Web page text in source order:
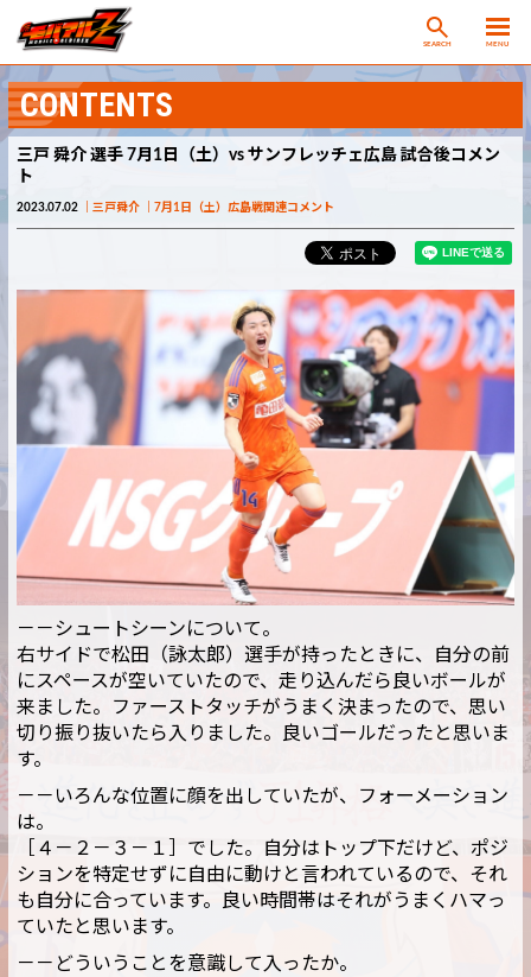
SEARCH MENU
CONTENTS
三戸 舜介 選手 7月1日（土）vs サンフレッチェ広島 試合後コメン
ト
2023.07.02 三戸舜介 7月1日（土）広島戦関連コメント
－－シュートシーンについて。
右サイドで松田（詠太郎）選手が持ったときに、自分の前
にスペースが空いていたので、走り込んだら良いボールが
来ました。ファーストタッチがうまく決まったので、思い
切り振り抜いたら入りました。良いゴールだったと思いま
す。
－－いろんな位置に顔を出していたが、フォーメーション
は。
［４－２－３－１］でした。自分はトップ下だけど、ポジ
ションを特定せずに自由に動けと言われているので、それ
も自分に合っています。良い時間帯はそれがうまくハマっ
ていたと思います。
－－どういうことを意識して入ったか。